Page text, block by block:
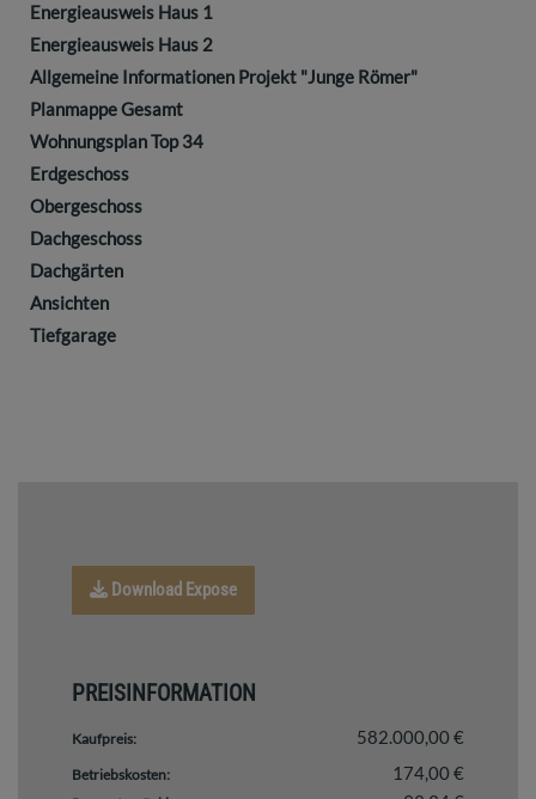
Energieausweis Haus 1
Energieausweis Haus 2
Allgemeine Informationen Projekt "Junge Römer"
Planmappe Gesamt
Wohnungsplan Top 34
Erdgeschoss
Obergeschoss
Dachgeschoss
Dachgärten
Ansichten
Tiefgarage
Download Expose
PREISINFORMATION
Kaufpreis: 582.000,00 €
Betriebskosten: 174,00 €